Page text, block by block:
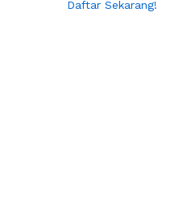
Daftar Sekarang!